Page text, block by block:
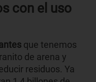
con el uso
que tenemos
de arena y
residuos. Ya